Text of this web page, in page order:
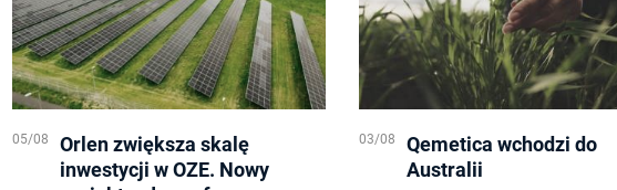
05/08
Orlen zwiększa skalę
inwestycji w OZE. Nowy
03/08
Qemetica wchodzi do
Australii